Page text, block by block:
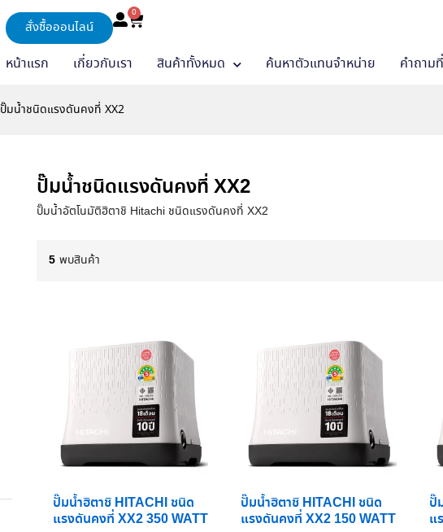
สั่งซื้อออนไลน์
0
หน้าแรก เกี่ยวกับเรา สินค้าทั้งหมด ค้นหาตัวแทนจำหน่าย คำถาม
ปั๊มน้ำชนิดแรงดันคงที่ XX2
ปั๊มน้ำชนิดแรงดันคงที่ XX2
ปั๊มน้ำอัตโนมัติฮิตาชิ Hitachi ชนิดแรงดันคงที่ XX2
5 พบสินค้า
ปั๊มน้ำฮิตาชิ HITACHI ชนิด
แรงดันคงที่ XX2 350 WATT
ปั๊มน้ำฮิตาชิ HITACHI ชนิด
แรงดันคงที่ XX2 150 WATT
ปั๊
แ